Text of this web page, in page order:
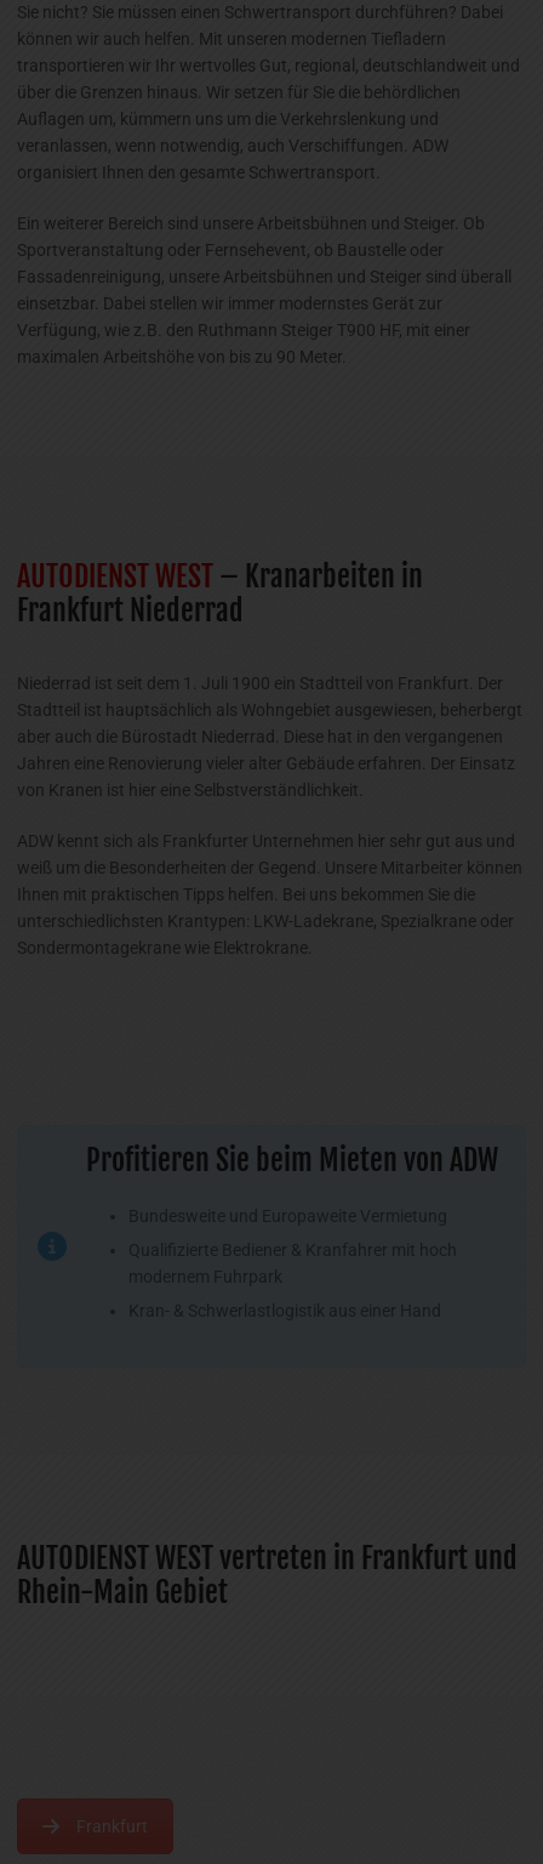
Sie nicht? Sie müssen einen Schwertransport durchführen? Dabei
können wir auch helfen. Mit unseren modernen Tiefladern
transportieren wir Ihr wertvolles Gut, regional, deutschlandweit und
über die Grenzen hinaus. Wir setzen für Sie die behördlichen
Auflagen um, kümmern uns um die Verkehrslenkung und
veranlassen, wenn notwendig, auch Verschiffungen. ADW
organisiert Ihnen den gesamte Schwertransport.
Ein weiterer Bereich sind unsere Arbeitsbühnen und Steiger. Ob
Sportveranstaltung oder Fernsehevent, ob Baustelle oder
Fassadenreinigung, unsere Arbeitsbühnen und Steiger sind überall
einsetzbar. Dabei stellen wir immer modernstes Gerät zur
Verfügung, wie z.B. den Ruthmann Steiger T900 HF, mit einer
maximalen Arbeitshöhe von bis zu 90 Meter.
AUTODIENST WEST – Kranarbeiten in
Frankfurt Niederrad
Niederrad ist seit dem 1. Juli 1900 ein Stadtteil von Frankfurt. Der
Stadtteil ist hauptsächlich als Wohngebiet ausgewiesen, beherbergt
aber auch die Bürostadt Niederrad. Diese hat in den vergangenen
Jahren eine Renovierung vieler alter Gebäude erfahren. Der Einsatz
von Kranen ist hier eine Selbstverständlichkeit.
ADW kennt sich als Frankfurter Unternehmen hier sehr gut aus und
weiß um die Besonderheiten der Gegend. Unsere Mitarbeiter können
Ihnen mit praktischen Tipps helfen. Bei uns bekommen Sie die
unterschiedlichsten Krantypen: LKW-Ladekrane, Spezialkrane oder
Sondermontagekrane wie Elektrokrane.
Profitieren Sie beim Mieten von ADW
Bundesweite und Europaweite Vermietung
Qualifizierte Bediener & Kranfahrer mit hoch
modernem Fuhrpark
Kran- & Schwerlastlogistik aus einer Hand
AUTODIENST WEST vertreten in Frankfurt und
Rhein-Main Gebiet
Frankfurt